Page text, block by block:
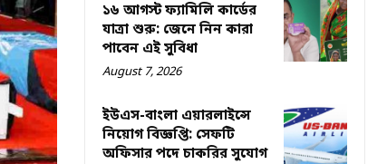
১৬ আগস্ট ফ্যামিলি কার্ডের
যাত্রা শুরু: জেনে নিন কারা
পাবেন এই সুবিধা
August 7, 2026
ইউএস-বাংলা এয়ারলাইন্সে
নিয়োগ বিজ্ঞপ্তি: সেফটি
অফিসার পদে চাকরির সুযোগ